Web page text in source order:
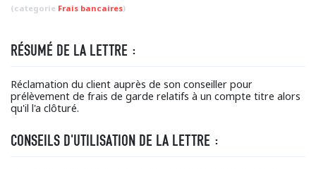
(categorie Frais bancaires)
RÉSUMÉ DE LA LETTRE :
Réclamation du client auprès de son conseiller pour
prélèvement de frais de garde relatifs à un compte titre alors
qu'il l'a clôturé.
CONSEILS D'UTILISATION DE LA LETTRE :